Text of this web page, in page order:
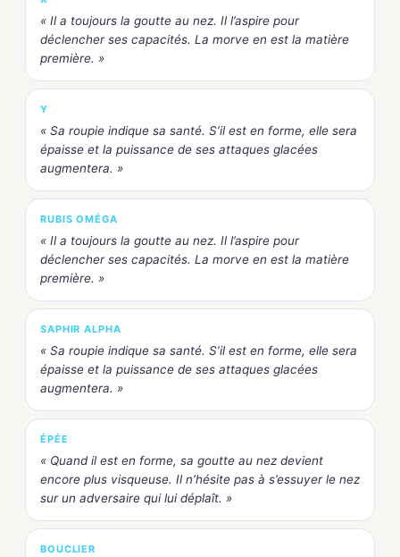
« Il a toujours la goutte au nez. Il l’aspire pour
déclencher ses capacités. La morve en est la matière
première. »
Y
« Sa roupie indique sa santé. S’il est en forme, elle sera
épaisse et la puissance de ses attaques glacées
augmentera. »
RUBIS OMÉGA
« Il a toujours la goutte au nez. Il l’aspire pour
déclencher ses capacités. La morve en est la matière
première. »
SAPHIR ALPHA
« Sa roupie indique sa santé. S’il est en forme, elle sera
épaisse et la puissance de ses attaques glacées
augmentera. »
ÉPÉE
« Quand il est en forme, sa goutte au nez devient
encore plus visqueuse. Il n’hésite pas à s’essuyer le nez
sur un adversaire qui lui déplaît. »
BOUCLIER